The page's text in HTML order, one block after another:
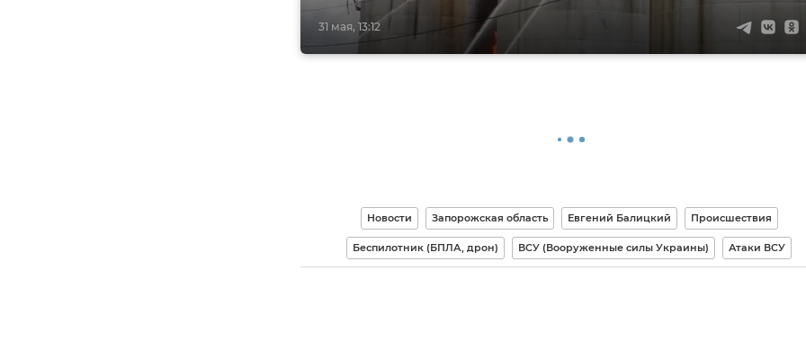
31 мая, 13:12
Новости Запорожская область Евгений Балицкий Происшествия
Беспилотник (БПЛА, дрон) ВСУ (Вооруженные силы Украины) Атаки ВСУ